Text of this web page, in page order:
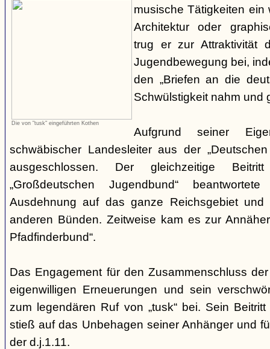
Die von "tusk" eingeführten Kothen
musische Tätigkeiten
Architektur oder
trug er zur Attraktivität
Jugendbewegung bei,
den „Briefen an die
Schwülstigkeit nahm und
Aufgrund seiner
schwäbischer Landesleiter aus der
ausgeschlossen. Der gleichzeitige
„Großdeutschen Jugendbund“
Ausdehnung auf das ganze Reichsgebiet und
anderen Bünden. Zeitweise kam es zur
Pfadfinderbund“.
Das Engagement für den Zusammenschluss
eigenwilligen Erneuerungen und sein
zum legendären Ruf von „tusk“ bei. Sein
stieß auf das Unbehagen seiner Anhänger und
der d.j.1.11.